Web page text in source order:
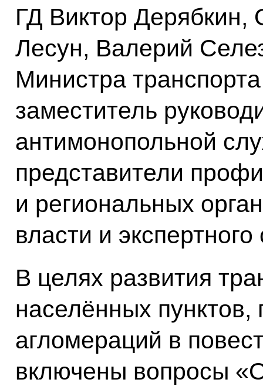
ГД Виктор Дерябкин,
Лесун, Валерий
Министра
заместитель
антимонопольной
представители
и региональных
власти и
В целях развития
населённых пунктов,
агломераций в
включены вопросы